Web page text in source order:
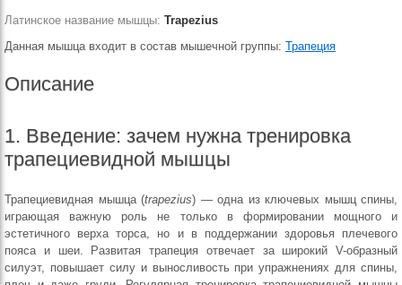
Латинское название мышцы: Trapezius
Данная мышца входит в состав мышечной группы: Трапеция
Описание
1. Введение: зачем нужна тренировка
трапециевидной мышцы
Трапециевидная мышца (trapezius) — одна из ключевых мышц спины,
играющая важную роль не только в формировании мощного и
эстетичного верха торса, но и в поддержании здоровья плечевого
пояса и шеи. Развитая трапеция отвечает за широкий V-образный
силуэт, повышает силу и выносливость при упражнениях для спины,